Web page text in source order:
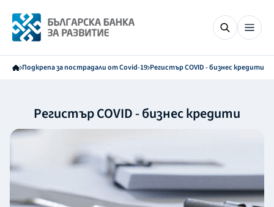
Подкрепа за пострадали от Covid-19 Регистър COVID - бизнес кредити
Регистър COVID - бизнес кредити